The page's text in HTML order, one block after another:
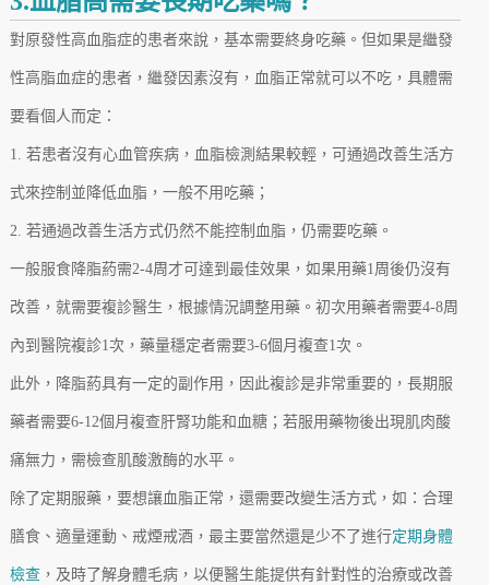
對原發性高血脂症的患者來說，基本需要終身吃藥。但如果是繼發
性高脂血症的患者，繼發因素沒有，血脂正常就可以不吃，具體需
要看個人而定：
1. 若患者沒有心血管疾病，血脂檢測結果較輕，可通過改善生活方
式來控制並降低血脂，一般不用吃藥；
2. 若通過改善生活方式仍然不能控制血脂，仍需要吃藥。
一般服食降脂葯需2-4周才可達到最佳效果，如果用藥1周後仍沒有
改善，就需要複診醫生，根據情況調整用藥。初次用藥者需要4-8周
內到醫院複診1次，藥量穩定者需要3-6個月複查1次。
此外，降脂葯具有一定的副作用，因此複診是非常重要的，長期服
藥者需要6-12個月複查肝腎功能和血糖；若服用藥物後出現肌肉酸
痛無力，需檢查肌酸激酶的水平。
除了定期服藥，要想讓血脂正常，還需要改變生活方式，如：合理
膳食、適量運動、戒煙戒酒，最主要當然還是少不了進行定期身體
檢查，及時了解身體毛病，以便醫生能提供有針對性的治療或改善